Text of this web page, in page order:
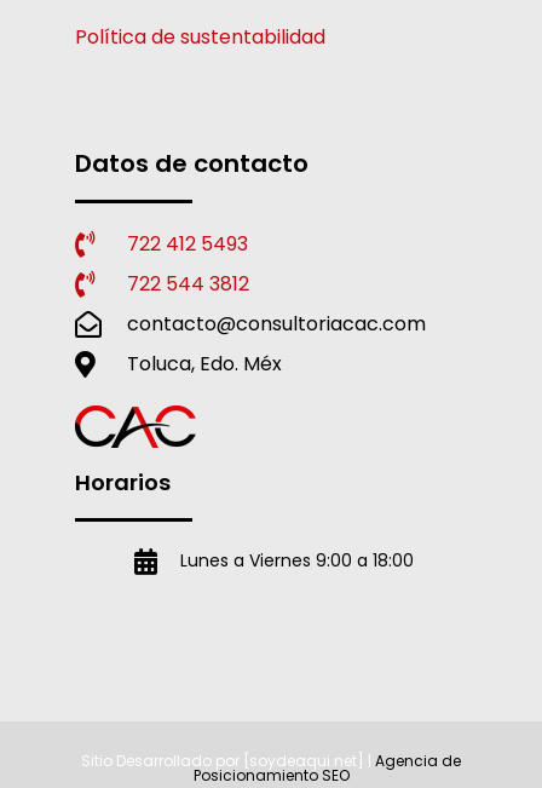
Política de sustentabilidad
Datos de contacto
722 412 5493
722 544 3812
contacto@consultoriacac.com
Toluca, Edo. Méx
Horarios
Lunes a Viernes 9:00 a 18:00
Sitio Desarrollado por [soydeaqui.net] | Agencia de
Posicionamiento SEO